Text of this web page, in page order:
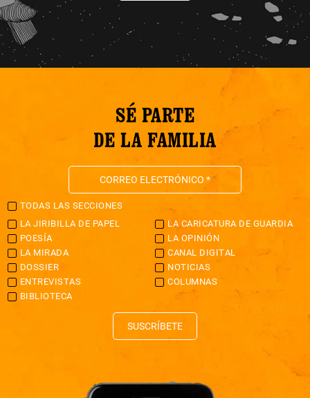
SÉ PARTE
DE LA FAMILIA
TODAS LAS SECCIONES
LA JIRIBILLA DE PAPEL
LA CARICATURA DE GUARDIA
POESÍA
LA OPINIÓN
LA MIRADA
CANAL DIGITAL
DOSSIER
NOTICIAS
ENTREVISTAS
COLUMNAS
BIBLIOTECA
SUSCRÍBETE